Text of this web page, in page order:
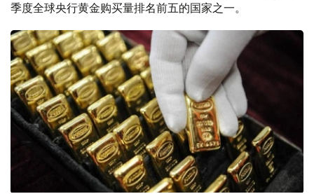
季度全球央行黄金购买量排名前五的国家之一。